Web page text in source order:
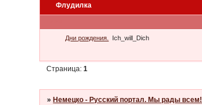
Флудилка
Дни рождения.
Ich_will_Dich
Страница:1
» Немецко - Русский портал. Мы рады всем!